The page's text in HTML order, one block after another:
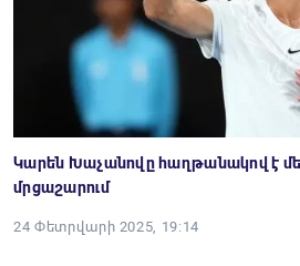
Կարեն Խաչանովը հաղթանակով է
մրցաշարում
24 Փետրվարի 2025, 19:14